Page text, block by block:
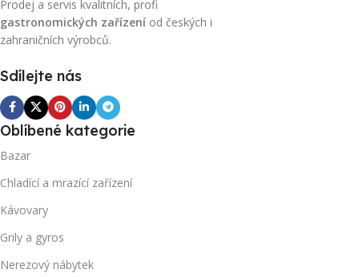
Prodej a servis kvalitních, profi
gastronomických zařízení od českých i
zahraničních výrobců.
Sdílejte nás
Oblíbené kategorie
Bazar
Chladící a mrazící zařízení
Kávovary
Grily a gyros
Nerezový nábytek